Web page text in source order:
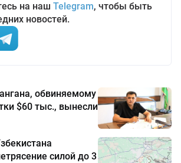
на наш Telegram, чтобы быть
новостей.
обвиняемому
$60 тыс., вынесли
силой до 3